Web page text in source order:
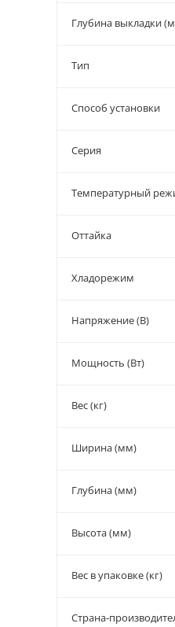
Глубина выкладки
Тип
Способ установки
Серия
Температурный
Оттайка
Хладорежим
Напряжение (В)
Мощность (Вт)
Вес (кг)
Ширина (мм)
Глубина (мм)
Высота (мм)
Вес в упаковке (кг)
Страна-